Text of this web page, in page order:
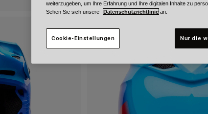
weiterzugeben, um Ihre Erfahrung und Ihre digitalen Inhalte zu
Sehen Sie sich unsere
Datenschutzrichtlinie an.
Cookie-Einstellungen Nur die